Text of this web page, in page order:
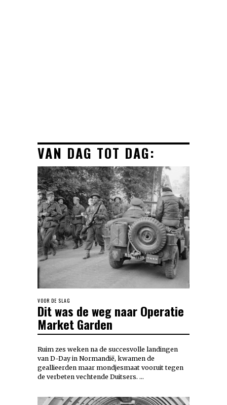
VAN DAG TOT DAG:
VOOR DE SLAG
Dit was de weg naar Operatie
Market Garden
Ruim zes weken na de succesvolle landingen
van D-Day in Normandië, kwamen de
geallieerden maar mondjesmaat vooruit tegen
de verbeten vechtende Duitsers. …